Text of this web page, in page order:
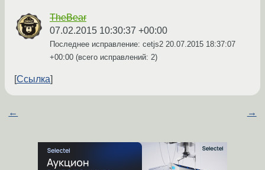
TheBear
07.02.2015 10:30:37 +00:00
Последнее исправление: cetjs2 20.07.2015 18:37:07
+00:00 (всего исправлений: 2)
Ссылка
← →